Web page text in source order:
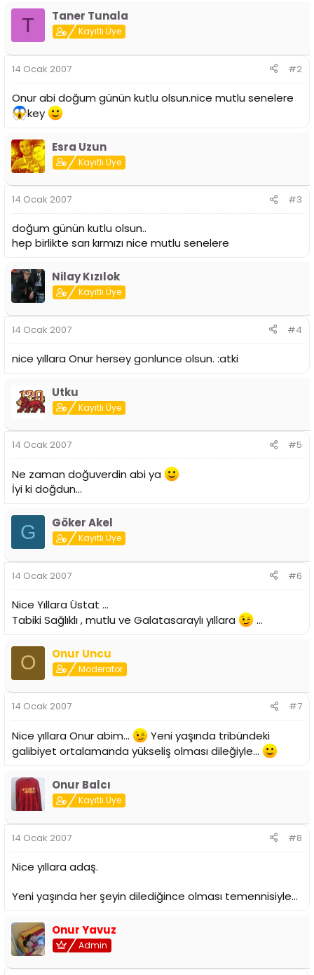
T Taner Tunala
Kayıtlı Üye
14 Ocak 2007 #2
Onur abi doğum günün kutlu olsun.nice mutlu senelere
key
Esra Uzun
Kayıtlı Üye
14 Ocak 2007 #3
doğum günün kutlu olsun..
hep birlikte sarı kırmızı nice mutlu senelere
Nilay Kızılok
Kayıtlı Üye
14 Ocak 2007 #4
nice yıllara Onur hersey gonlunce olsun. :atki
Utku
Kayıtlı Üye
14 Ocak 2007 #5
Ne zaman doğuverdin abi ya
İyi ki doğdun...
G Göker Akel
Kayıtlı Üye
14 Ocak 2007 #6
Nice Yıllara Üstat ...
Tabiki Sağlıklı , mutlu ve Galatasaraylı yıllara
...
O Onur Uncu
Moderator
14 Ocak 2007 #7
Nice yıllara Onur abim...
Yeni yaşında tribündeki
galibiyet ortalamanda yükseliş olması dileğiyle...
Onur Balcı
Kayıtlı Üye
14 Ocak 2007 #8
Nice yıllara adaş.
Yeni yaşında her şeyin dilediğince olması temennisiyle...
Onur Yavuz
Admin